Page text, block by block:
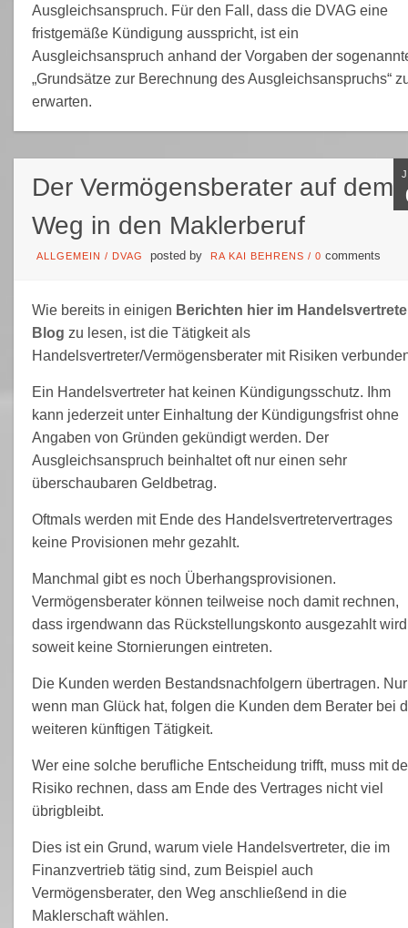
Ausgleichsanspruch. Für den Fall, dass die DVAG eine
fristgemäße Kündigung ausspricht, ist ein
Ausgleichsanspruch anhand der Vorgaben der
„Grundsätze zur Berechnung des Ausgleichsanspruchs“
erwarten.
Der Vermögensberater auf dem
Weg in den Maklerberuf
ALLGEMEIN / DVAG posted by RA KAI BEHRENS / 0 comments
Wie bereits in einigen Berichten hier im
Blog zu lesen, ist die Tätigkeit als
Handelsvertreter/Vermögensberater mit Risiken
Ein Handelsvertreter hat keinen Kündigungsschutz. Ihm
kann jederzeit unter Einhaltung der Kündigungsfrist ohne
Angaben von Gründen gekündigt werden. Der
Ausgleichsanspruch beinhaltet oft nur einen sehr
überschaubaren Geldbetrag.
Oftmals werden mit Ende des Handelsvertretervertrages
keine Provisionen mehr gezahlt.
Manchmal gibt es noch Überhangsprovisionen.
Vermögensberater können teilweise noch damit rechnen,
dass irgendwann das Rückstellungskonto ausgezahlt
soweit keine Stornierungen eintreten.
Die Kunden werden Bestandsnachfolgern übertragen. Nur
wenn man Glück hat, folgen die Kunden dem Berater bei
weiteren künftigen Tätigkeit.
Wer eine solche berufliche Entscheidung trifft, muss mit
Risiko rechnen, dass am Ende des Vertrages nicht viel
übrigbleibt.
Dies ist ein Grund, warum viele Handelsvertreter, die im
Finanzvertrieb tätig sind, zum Beispiel auch
Vermögensberater, den Weg anschließend in die
Maklerschaft wählen.